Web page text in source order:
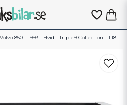
Volvo 850 - 1993 - Hvid - Triple9 Collection - 1:18